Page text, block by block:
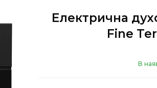
Електрична
Fine
В